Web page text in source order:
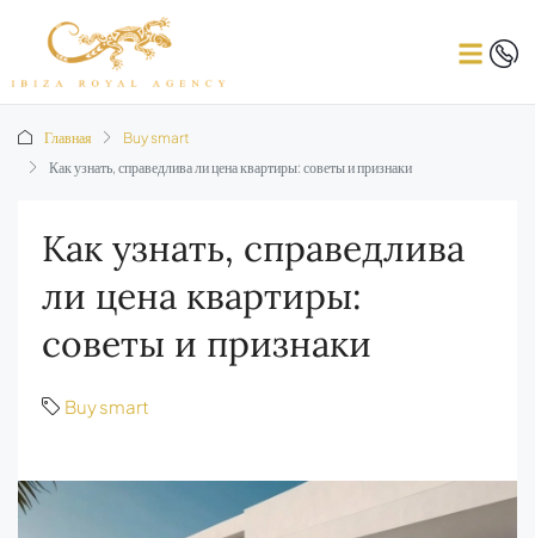
Главная
Buy smart
Как узнать, справедлива ли цена квартиры: советы и признаки
Как узнать, справедлива
ли цена квартиры:
советы и признаки
Buy smart